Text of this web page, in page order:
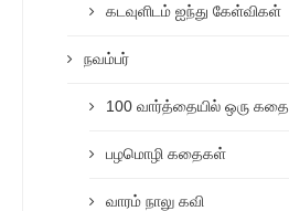
கடவுளிடம் ஐந்து கேள்விகள்
நவம்பர்
100 வார்த்தையில் ஒரு கதை
பழமொழி கதைகள்
வாரம் நாலு கவி